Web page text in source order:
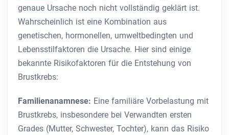
genaue Ursache noch nicht vollständig geklärt ist.
Wahrscheinlich ist eine Kombination aus
genetischen, hormonellen, umweltbedingten und
Lebensstilfaktoren die Ursache. Hier sind einige
bekannte Risikofaktoren für die Entstehung von
Brustkrebs:
Familienanamnese: Eine familiäre Vorbelastung mit
Brustkrebs, insbesondere bei Verwandten ersten
Grades (Mutter, Schwester, Tochter), kann das Risiko